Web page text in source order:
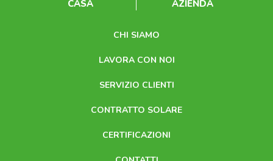
CHI SIAMO
LAVORA CON NOI
SERVIZIO CLIENTI
CONTRATTO SOLARE
CERTIFICAZIONI
CASA AZIENDA